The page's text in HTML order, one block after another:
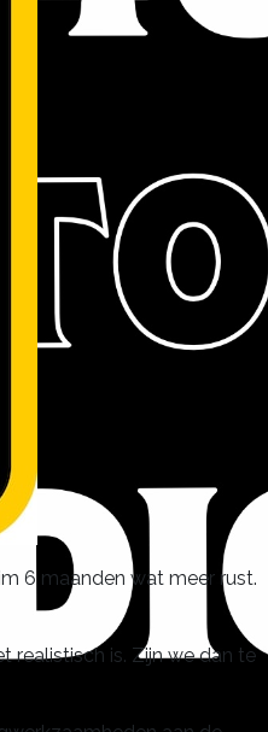
6 maanden wat meer rust.
realistisch is. Zijn we dan te